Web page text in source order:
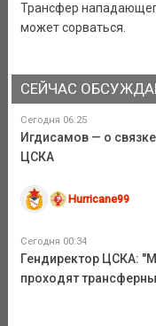
Трансфер
может сорваться.
СЕЙЧАС
Сегодня 06:25
Игдисамов — о
ЦСКА
Hurricane99
Сегодня 00:34
Гендиректор ЦСКА:
проходят